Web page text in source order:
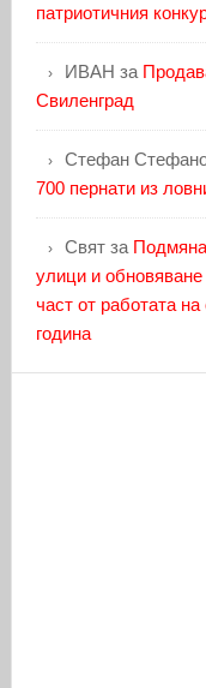
патриотичния
ИВАН за
Свиленград
Стефан
700 пернати из
Святза
улици и
част от работата
година